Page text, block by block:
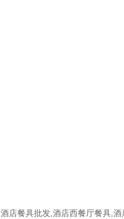
店餐具批发,酒店西餐厅餐具,